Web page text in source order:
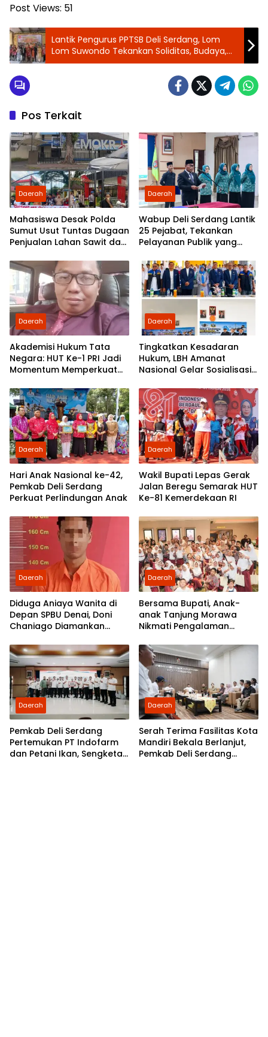
Post Views: 51
Lantik Pengurus PPTSB Deli Serdang, Lom
Lom Suwondo Tekankan Soliditas, Budaya,
dan Pengabdian untuk Masyarakat
Pos Terkait
Daerah
Mahasiswa Desak Polda
Sumut Usut Tuntas Dugaan
Penjualan Lahan Sawit dan
Partai Demokrat Sumut
Daerah
Wabup Deli Serdang Lantik
25 Pejabat, Tekankan
Pelayanan Publik yang
Daerah
Akademisi Hukum Tata
Negara: HUT Ke-1 PRI Jadi
Momentum Memperkuat
Pengabdian kepada
Rakyat
Daerah
Tingkatkan Kesadaran
Hukum, LBH Amanat
Nasional Gelar Sosialisasi
Morawa
Daerah
Hari Anak Nasional ke-42,
Pemkab Deli Serdang
Perkuat Perlindungan Anak
Daerah
Wakil Bupati Lepas Gerak
Jalan Beregu Semarak HUT
Ke-81 Kemerdekaan RI
Daerah
Diduga Aniaya Wanita di
Depan SPBU Denai, Doni
Chaniago Diamankan
Daerah
Bersama Bupati, Anak-
anak Tanjung Morawa
Nikmati Pengalaman
Daerah
Pemkab Deli Serdang
Pertemukan PT Indofarm
dan Petani Ikan, Sengketa
Daerah
Serah Terima Fasilitas Kota
Mandiri Bekala Berlanjut,
Pemkab Deli Serdang